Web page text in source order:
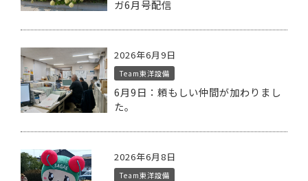
ガ6月号配信
2026年6月9日
Team東洋設備
6月9日：頼もしい仲間が加わりまし
た。
2026年6月8日
Team東洋設備